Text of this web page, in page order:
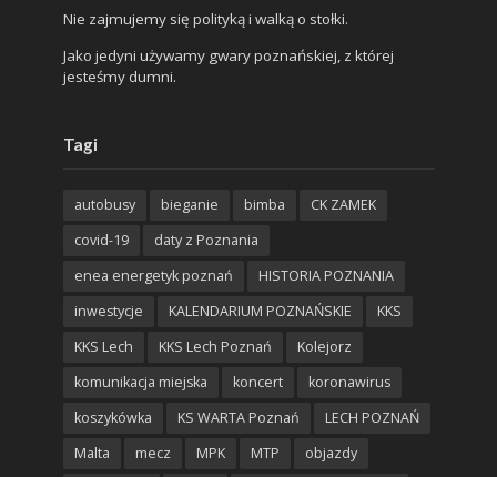
Nie zajmujemy się polityką i walką o stołki.
Jako jedyni używamy gwary poznańskiej, z której
jesteśmy dumni.
Tagi
autobusy bieganie bimba
CK ZAMEK
covid-19
daty z Poznania
enea energetyk poznań
HISTORIA POZNANIA
inwestycje
KALENDARIUM POZNAŃSKIE
KKS
KKS Lech
KKS Lech Poznań
Kolejorz
komunikacja miejska
koncert
koronawirus
koszykówka
KS WARTA Poznań
LECH POZNAŃ
Malta
mecz MPK MTP
objazdy